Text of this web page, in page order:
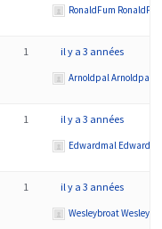
RonaldFum
1 il y a 3 années
Arnoldpal Arnoldpal
1 il y a 3 années
Edwardmal
1 il y a 3 années
Wesleybroat